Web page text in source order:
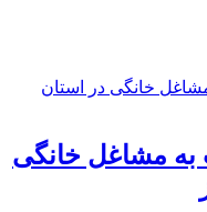
به مشاغل خانگی